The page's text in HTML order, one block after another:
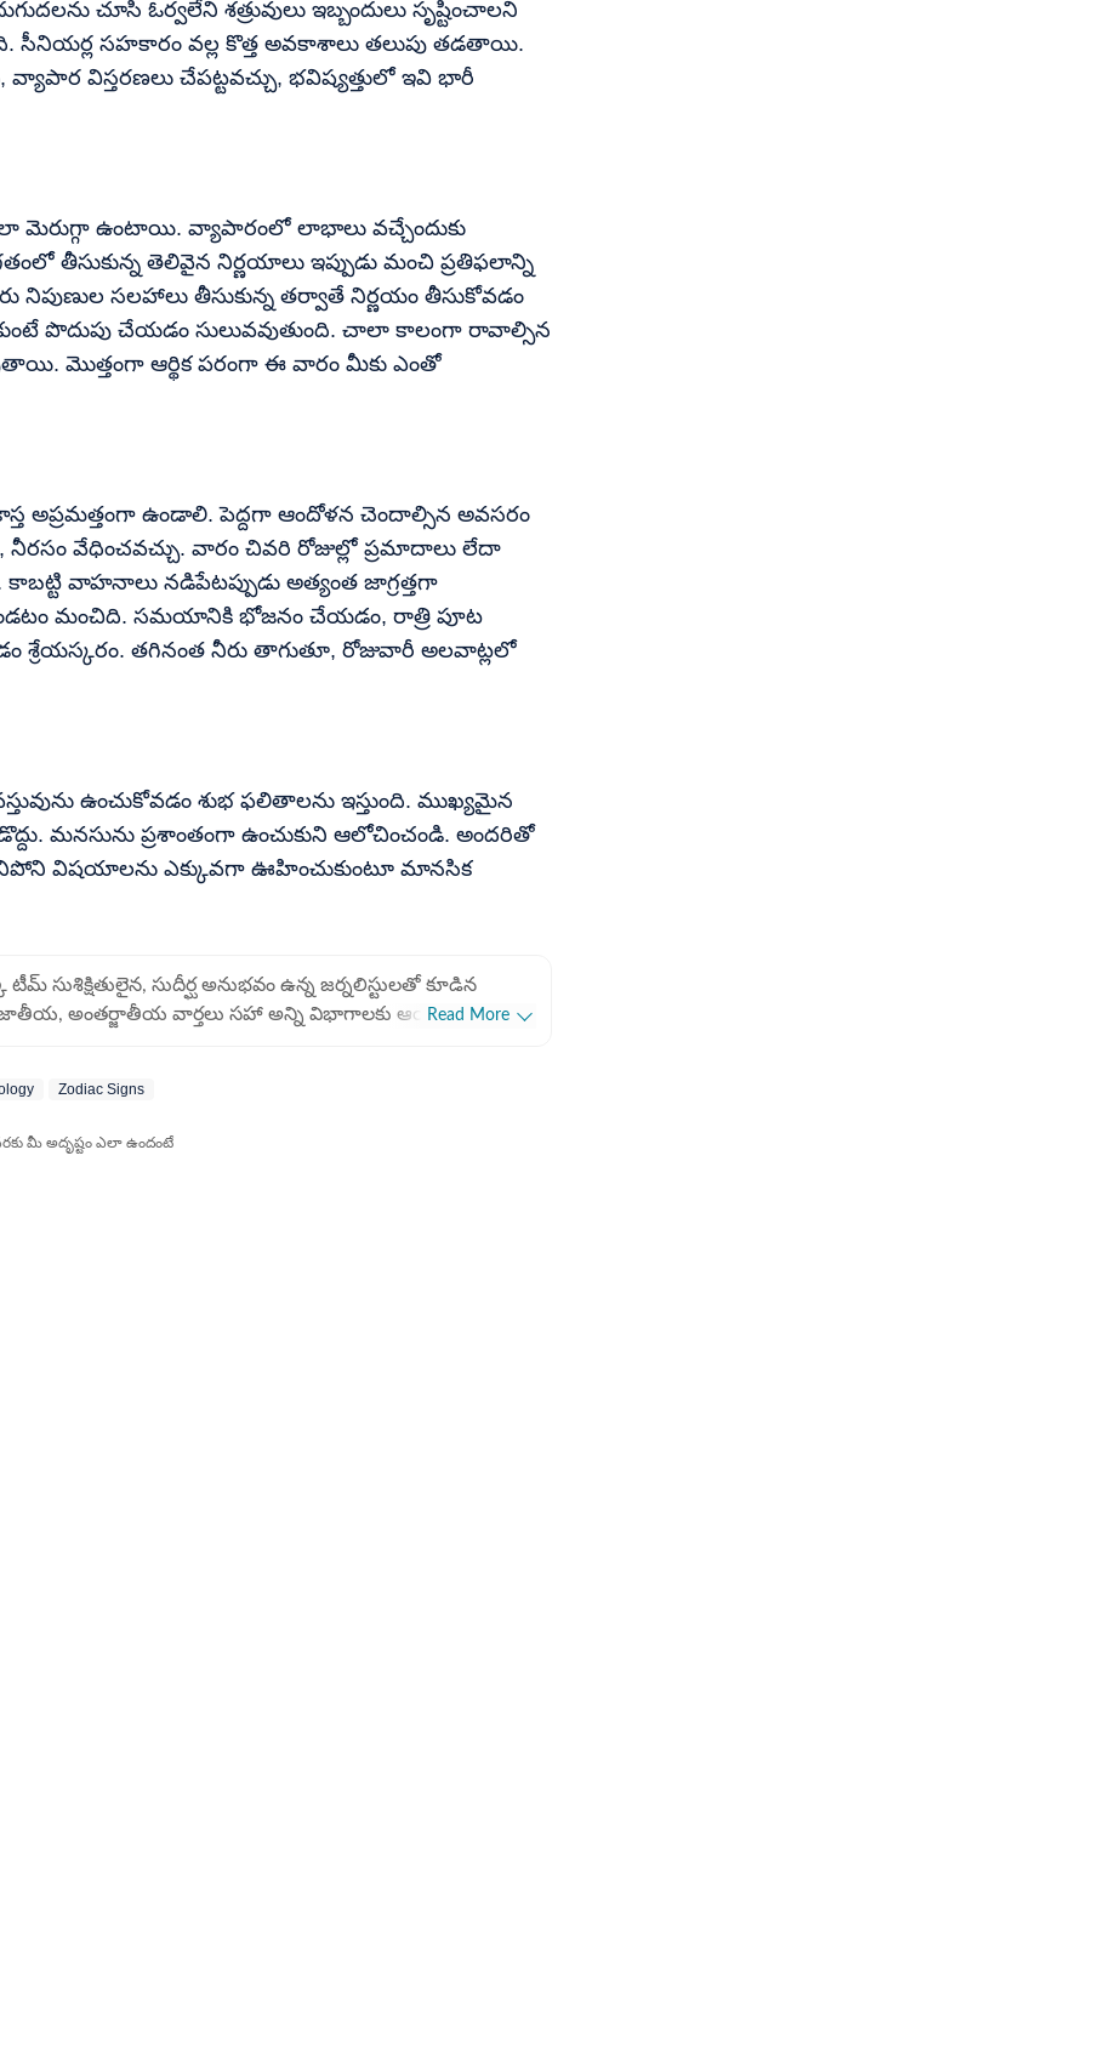
చూసి ఓర్వలేని శత్రువులు ఇబ్బందులు సృష్టించాలని
సహకారం వల్ల కొత్త అవకాశాలు తలుపు తడతాయి.
వ్యాపార విస్తరణలు చేపట్టవచ్చు, భవిష్యత్తులో ఇవి భారీ
మెరుగ్గా ఉంటాయి. వ్యాపారంలో లాభాలు వచ్చేందుకు
తీసుకున్న తెలివైన నిర్ణయాలు ఇప్పుడు మంచి ప్రతిఫలాన్ని
నిపుణుల సలహాలు తీసుకున్న తర్వాతే నిర్ణయం తీసుకోవడం
పొదుపు చేయడం సులువవుతుంది. చాలా కాలంగా రావాల్సిన
మొత్తంగా ఆర్థిక పరంగా ఈ వారం మీకు ఎంతో
అప్రమత్తంగా ఉండాలి. పెద్దగా ఆందోళన చెందాల్సిన అవసరం
నీరసం వేధించవచ్చు. వారం చివరి రోజుల్లో ప్రమాదాలు లేదా
వాహనాలు నడిపేటప్పుడు అత్యంత జాగ్రత్తగా
మంచిది. సమయానికి భోజనం చేయడం, రాత్రి పూట
శ్రేయస్కరం. తగినంత నీరు తాగుతూ, రోజువారీ అలవాట్లలో
ఉంచుకోవడం శుభ ఫలితాలను ఇస్తుంది. ముఖ్యమైన
మనసును ప్రశాంతంగా ఉంచుకుని ఆలోచించండి. అందరితో
విషయాలను ఎక్కువగా ఊహించుకుంటూ మానసిక
సుశిక్షితులైన, సుదీర్ఘ అనుభవం ఉన్న జర్నలిస్టులతో కూడిన
జాతీయ, అంతర్జాతీయ వార్తలు సహా అన్ని విభాగాలకు ఆయా రంగాల
కూడిన కథనాలను పాఠకుల ముందుకు తెస్తున్న బృందం.
Read More
Zodiac Signs
మీ అదృష్టం ఎలా ఉందంటే